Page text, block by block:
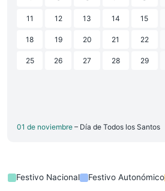
11 12 13 14 15
18 19 20 21 22
25 26 27 28 29
01 de noviembre – Día de Todos los Santos
Festivo Nacional Festivo Autonómico